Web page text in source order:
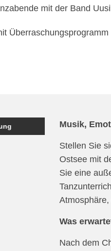
mit der Band
Überraschungsprogramm
Musik,
Stellen Sie
Ostsee mit
Sie eine
Was
Nach dem